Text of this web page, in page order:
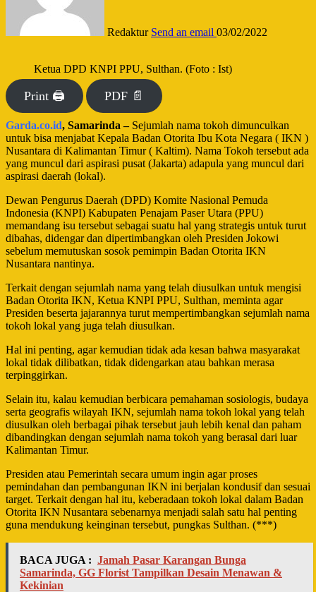
Redaktur Send an email 03/02/2022
Ketua DPD KNPI PPU, Sulthan. (Foto : Ist)
Print 🖨 PDF 📄
Garda.co.id, Samarinda –Sejumlah nama tokoh dimunculkan
untuk bisa menjabat Kepala Badan Otorita Ibu Kota Negara ( IKN )
Nusantara di Kalimantan Timur ( Kaltim). Nama Tokoh tersebut ada
yang muncul dari aspirasi pusat (Jakarta) adapula yang muncul dari
aspirasi daerah (lokal).
Dewan Pengurus Daerah (DPD) Komite Nasional Pemuda
Indonesia (KNPI) Kabupaten Penajam Paser Utara (PPU)
memandang isu tersebut sebagai suatu hal yang strategis untuk turut
dibahas, didengar dan dipertimbangkan oleh Presiden Jokowi
sebelum memutuskan sosok pemimpin Badan Otorita IKN
Nusantara nantinya.
Terkait dengan sejumlah nama yang telah diusulkan untuk mengisi
Badan Otorita IKN, Ketua KNPI PPU, Sulthan, meminta agar
Presiden beserta jajarannya turut mempertimbangkan sejumlah nama
tokoh lokal yang juga telah diusulkan.
Hal ini penting, agar kemudian tidak ada kesan bahwa masyarakat
lokal tidak dilibatkan, tidak didengarkan atau bahkan merasa
terpinggirkan.
Selain itu, kalau kemudian berbicara pemahaman sosiologis, budaya
serta geografis wilayah IKN, sejumlah nama tokoh lokal yang telah
diusulkan oleh berbagai pihak tersebut jauh lebih kenal dan paham
dibandingkan dengan sejumlah nama tokoh yang berasal dari luar
Kalimantan Timur.
Presiden atau Pemerintah secara umum ingin agar proses
pemindahan dan pembangunan IKN ini berjalan kondusif dan sesuai
target. Terkait dengan hal itu, keberadaan tokoh lokal dalam Badan
Otorita IKN Nusantara sebenarnya menjadi salah satu hal penting
guna mendukung keinginan tersebut, pungkas Sulthan. (***)
BACA JUGA : Jamah Pasar Karangan Bunga
Samarinda, GG Florist Tampilkan Desain Menawan &
Kekinian